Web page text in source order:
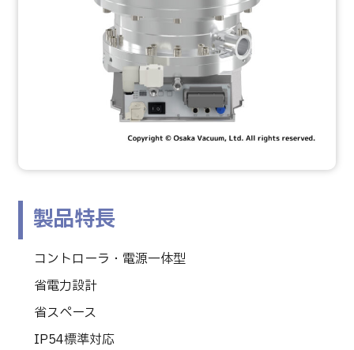
製品特長
コントローラ・電源一体型
省電力設計
省スペース
IP54標準対応